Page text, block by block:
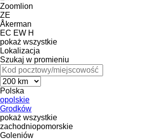
Zoomlion
ZE
Åkerman
EC EW H
pokaż wszystkie
Lokalizacja
Szukaj w promieniu
Polska
opolskie
Grodków
pokaż wszystkie
zachodniopomorskie
Goleniów